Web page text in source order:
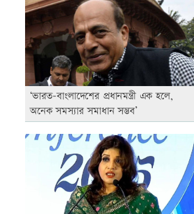
‘ভারত-বাংলাদেশের প্রধানমন্ত্রী এক হলে,
অনেক সমস্যার সমাধান সম্ভব’